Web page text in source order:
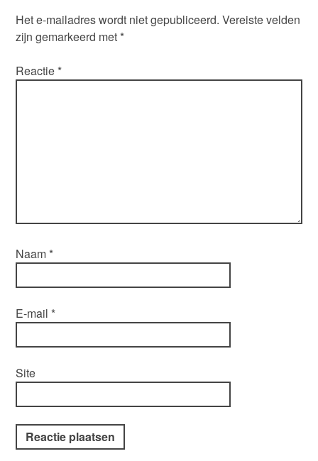
Het e-mailadres wordt niet gepubliceerd. Vereiste velden
zijn gemarkeerd met *
Reactie *
Naam *
E-mail *
Site